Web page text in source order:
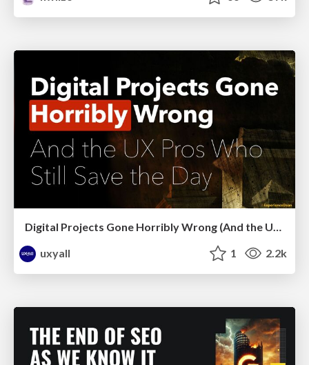
Digital Projects Gone Horribly Wrong (And the UX Pros Who Still Save the Day) - Dean Schuster
uxyall
1 2.2k